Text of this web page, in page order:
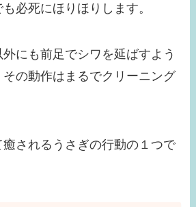
必死にほりほりします。
にも前足でシワを延ばすよう
の動作はまるでクリーニング
されるうさぎの行動の１つで